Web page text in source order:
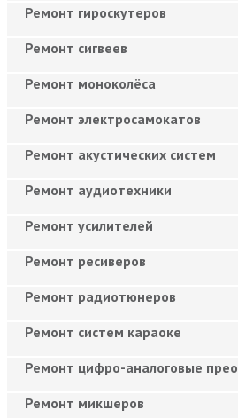
Ремонт гироскутеров
Ремонт сигвеев
Ремонт моноколёса
Ремонт электросамокатов
Ремонт акустических систем
Ремонт аудиотехники
Ремонт усилителей
Ремонт ресиверов
Ремонт радиотюнеров
Ремонт систем караоке
Ремонт цифро-аналоговые
Ремонт микшеров